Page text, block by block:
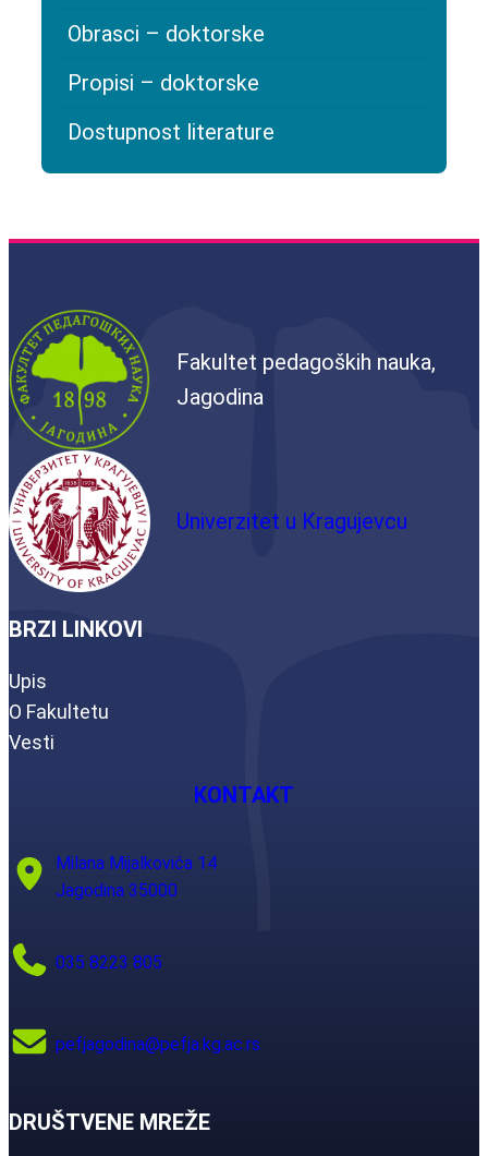
Obrasci – doktorske
Propisi – doktorske
Dostupnost literature
Fakultet pedagoških nauka,
Jagodina
Univerzitet u Kragujevcu
BRZI LINKOVI
Upis
O Fakultetu
Vesti
KONTAKT
Milana Mijalkovića 14
Jagodina 35000
035 8223 805
pefjagodina@pefja.kg.ac.rs
DRUŠTVENE MREŽE